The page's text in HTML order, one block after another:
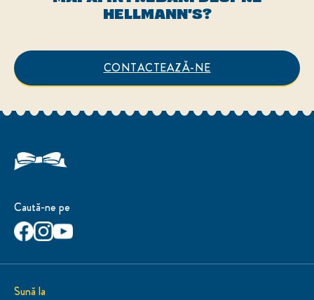
HELLMANN'S?
CONTACTEAZĂ-NE
Caută-ne pe
Sună la